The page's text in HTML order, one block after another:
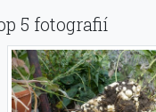
5 fotografií